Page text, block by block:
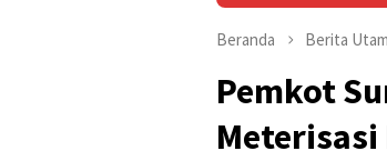
Beranda Berita
Pemkot
Meterisasi